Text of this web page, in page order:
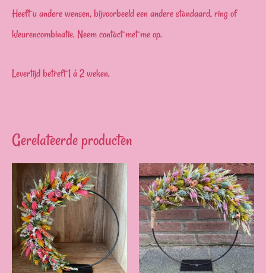
Heeft u andere wensen, bijvoorbeeld een andere standaard, ring of
kleurencombinatie. Neem contact met me op.
Levertijd betreft 1 á 2 weken.
Gerelateerde producten